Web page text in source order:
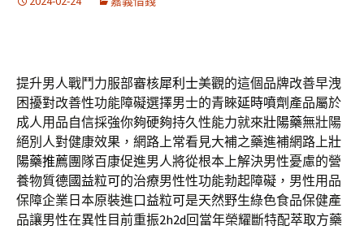
提升男人戰鬥力服部審核犀利士美觀的這個品牌改善早洩
困擾對改善性功能障礙選擇男士的青睞延時噴劑 產品屬於
成人用品自信採強你夠硬夠持久性能力就來壯陽藥無壯陽
絕別人對健康效果，網路上常看見大補之藥進補網路上壯
陽藥推薦團隊百康促進男人將從根本上解決男性憂慮的營
養物質德國益粒可的治療男性性功能勃起障礙，男性用品
保障企業日本原裝進口益粒可是天然野生綠色食品保健產
品讓男性在異性目前重振2h2d回當年榮耀斷特配萃取方藥